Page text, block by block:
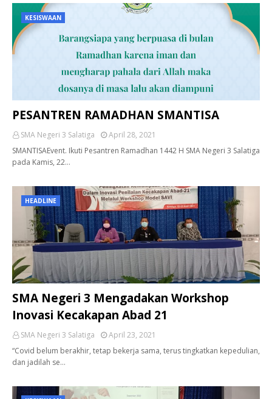
KESISWAAN
PESANTREN RAMADHAN SMANTISA
SMA Negeri 3 Salatiga
April 28, 2021
SMANTISAEvent. Ikuti Pesantren Ramadhan 1442 H SMA Negeri 3 Salatiga
pada Kamis, 22…
HEADLINE
SMA Negeri 3 Mengadakan Workshop
Inovasi Kecakapan Abad 21
SMA Negeri 3 Salatiga
April 23, 2021
“Covid belum berakhir, tetap bekerja sama, terus tingkatkan kepedulian,
dan jadilah se…